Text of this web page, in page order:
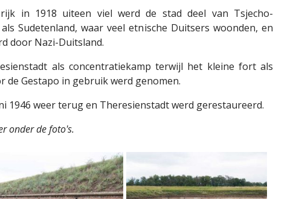
in 1918 uiteen viel werd de stad deel van Tsjecho-
Sudetenland, waar veel etnische Duitsers woonden, en
door Nazi-Duitsland.
als concentratiekamp terwijl het kleine fort als
Gestapo in gebruik werd genomen.
1946 weer terug en Theresienstadt werd gerestaureerd.
onder de foto's.